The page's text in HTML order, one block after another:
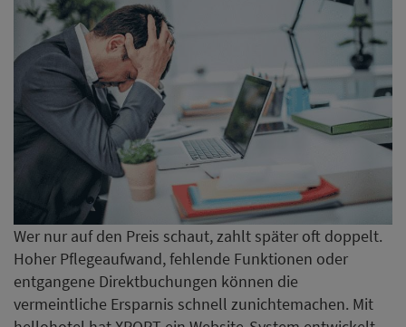
Wer nur auf den Preis schaut, zahlt später oft doppelt.
Hoher Pflegeaufwand, fehlende Funktionen oder
entgangene Direktbuchungen können die
vermeintliche Ersparnis schnell zunichtemachen. Mit